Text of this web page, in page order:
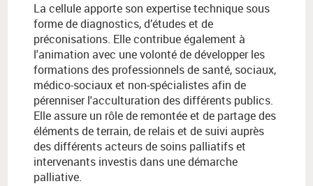
La cellule apporte son expertise technique sous
forme de diagnostics, d’études et de
préconisations. Elle contribue également à
l'animation avec une volonté de développer les
formations des professionnels de santé, sociaux,
médico-sociaux et non-spécialistes afin de
pérenniser l'acculturation des différents publics.
Elle assure un rôle de remontée et de partage des
éléments de terrain, de relaiset de suivi auprès
des différents acteurs de soins palliatifs et
intervenants investis dans une démarche
palliative.